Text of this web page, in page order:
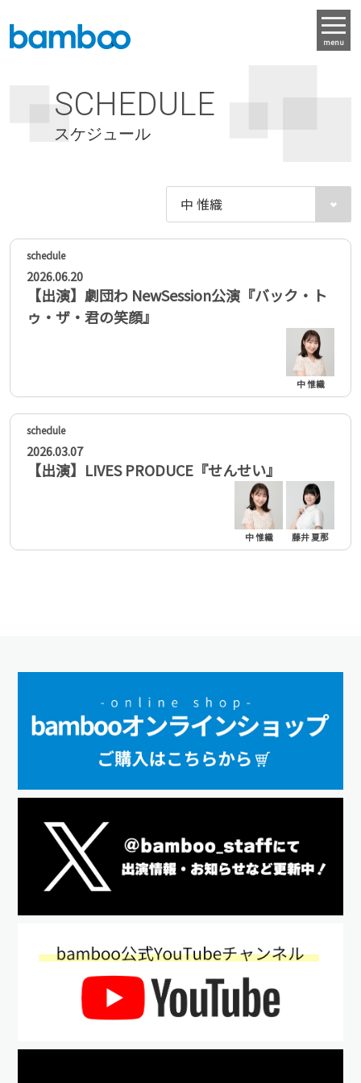
menu
SCHEDULE
スケジュール
2026.06.20
【出演】劇団わ NewSession公演『バック・ト
ゥ・ザ・君の笑顔』
中 惟織
2026.03.07
【出演】LIVES PRODUCE『せんせい』
中 惟織 藤井 夏那